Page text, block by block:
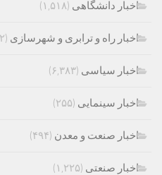
اخبار دانشگاهی (۱,۵۱۸)
اخبار راه و ترابری و شهرسازی (۸۱۲)
اخبار سیاسی (۶,۳۸۳)
اخبار سینمایی (۲۵۵)
اخبار صنعت و معدن (۴۹۴)
اخبار صنعتی (۱,۲۲۵)